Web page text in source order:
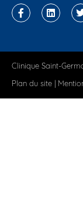
Clinique Saint-
Plan du site |